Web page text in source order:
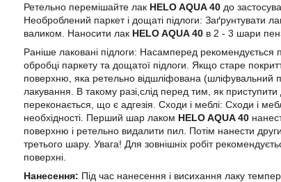
Ретельно перемішайте лак HELO AQUA 40 до
Необроблений паркет і дощаті підлоги:
валиком. Наносити лак HELO AQUA 40 в 2 - 3 шари
Раніше лаковані підлоги: Насамперед рекомендується
обробці паркету та дощатої підлоги. Якщо старе
поверхню, яка ретельно відшліфована (шліфувальний
лакування. В такому разі,слід перед тим, як
переконається, що є адгезія. Сходи і меблі: Сходи і
необхідності. Перший шар лаком HELO AQUA 40
поверхню і ретельно видалити пил. Потім нанести
третього шару. Увага! Для зовнішніх робіт
поверхні.
Нанесення: Під час нанесення і висихання лаку